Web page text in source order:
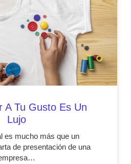
A Tu Gusto Es Un
Lujo
es mucho más que un
de presentación de una